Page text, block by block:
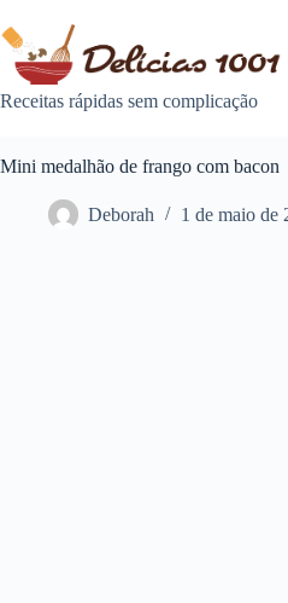
para
conteúdo
Receitas rápidas sem complicação
Mini medalhão de frango com bacon
Deborah 1 de maio de